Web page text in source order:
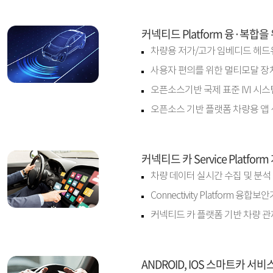
커넥티드 Platform 융·복합을
차량용 저가/고가 임베디드 헤드
사용자 편의를 위한 멀티모달
오픈소스기반 국제 표준 IVI 시스
오픈소스 기반 플랫폼 차량용 앱
커넥티드 카 Service Platform
차량 데이터 실시간 수집 및 분
Connectivity Platform 융합보안
커넥티드 카 플랫폼 기반 차량
ANDROID, IOS 스마트카 서비